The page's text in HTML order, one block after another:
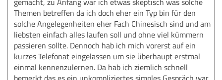
Themen betreffen da ich doch eher ein Typ bin für den
solche Angelegenheiten eher Fach Chinesisch sind und am
liebsten einfach alles laufen soll und ohne viel kümmern
passieren sollte. Dennoch hab ich mich vorerst auf ein
kurzes Telefonat eingelassen um sie überhaupt erstmal
einmal kennenzulernen. Da hab ich ziemlich schnell